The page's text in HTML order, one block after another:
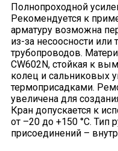
Полнопроходной
Рекомендуется к
арматуру возможна
из-за несоосности
трубопроводов.
CW602N, стойкая к
колец и сальниковых
термоприсадками.
увеличена для
Кран допускается к
от –20 до +150 °С. Тип
присоединений –